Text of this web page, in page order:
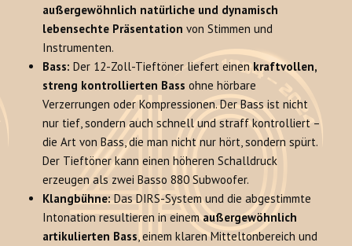
außergewöhnlich natürliche und dynamisch
lebensechte Präsentation von Stimmen und
Instrumenten.
Bass: Der 12-Zoll-Tieftöner liefert einenkraftvollen,
streng kontrollierten Bass ohne hörbare
Verzerrungen oder Kompressionen. Der Bass ist nicht
nur tief, sondern auch schnell und straff kontrolliert –
die Art von Bass, die man nicht nur hört, sondern spürt.
Der Tieftöner kann einen höheren Schalldruck
erzeugen als zwei Basso 880 Subwoofer.
Klangbühne: Das DIRS-System und die abgestimmte
Intonation resultieren in einemaußergewöhnlich
artikulierten Bass, einem klaren Mitteltonbereich und